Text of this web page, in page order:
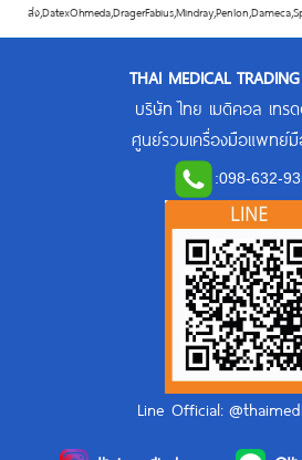
ส่ง
THAI MEDICAL
บริษัท ไทย เมดิคอล เทร
ศูนย์รวมเครื่องมือแพทย์มื
:098-632-
Line Official: